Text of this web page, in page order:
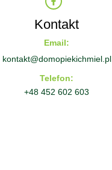
Kontakt
Email:
kontakt@domopiekichmiel.pl
Telefon:
+48 452 602 603